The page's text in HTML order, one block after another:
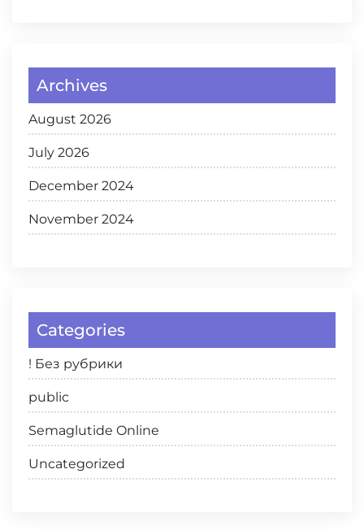
Archives
August 2026
July 2026
December 2024
November 2024
Categories
! Без рубрики
public
Semaglutide Online
Uncategorized